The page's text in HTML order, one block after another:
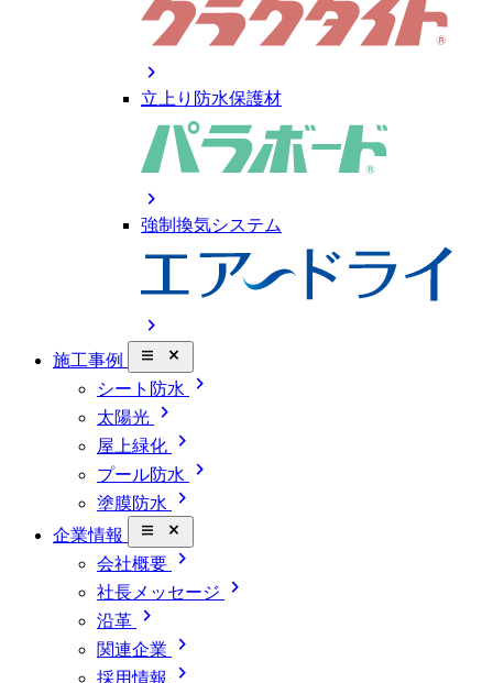
chevron_right
立上り防水保護材
chevron_right
強制換気システム
chevron_right
施工事例 close_small
シート防水 chevron_right
太陽光 chevron_right
屋上緑化 chevron_right
プール防水 chevron_right
塗膜防水 chevron_right
企業情報 close_small
会社概要 chevron_right
社長メッセージ chevron_right
沿革 chevron_right
関連企業 chevron_right
採用情報 chevron_right